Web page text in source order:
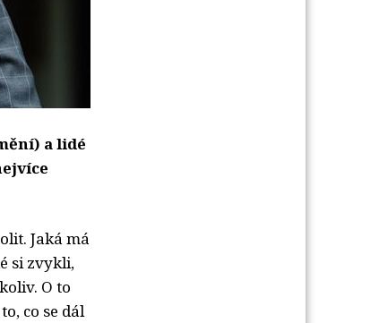
a lidé
Jaká má
si zvykli,
O to
co se dál